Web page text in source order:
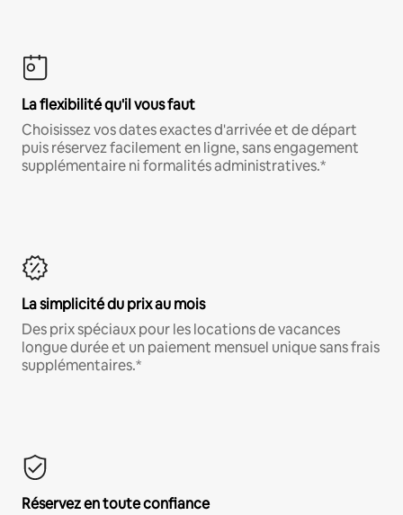
La flexibilité qu'il vous faut
Choisissez vos dates exactes d'arrivée et de départ
puis réservez facilement en ligne, sans engagement
supplémentaire ni formalités administratives.*
La simplicité du prix au mois
Des prix spéciaux pour les locations de vacances
longue durée et un paiement mensuel unique sans frais
supplémentaires.*
Réservez en toute confiance